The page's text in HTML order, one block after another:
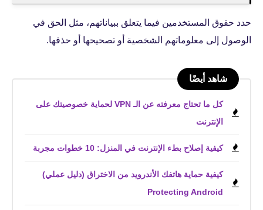
حدد حقوق المستخدمين فيما يتعلق ببياناتهم، مثل الحق في
الوصول إلى معلوماتهم الشخصية أو تصحيحها أو حذفها.
شاهد أيضًا
كل ما تحتاج معرفته عن الـ VPN لحماية خصوصيتك على
الإنترنت
كيفية إصلاح بطء الإنترنت في المنزل: 10 خطوات مجربة
كيفية حماية هاتفك الأندرويد من الاختراق (دليل عملي)
Protecting Android